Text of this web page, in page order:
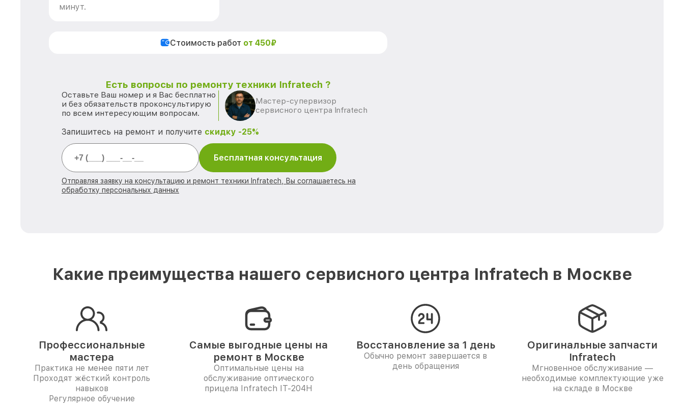
минут.
Стоимость работ от 450₽
Есть вопросы по ремонту техники Infratech ?
Оставьте Ваш номер и я Вас бесплатно
и без обязательств проконсультирую
по всем интересующим вопросам.
Мастер-супервизор
сервисного центра Infratech
Запишитесь на ремонт и получите скидку -25%
Бесплатная консультация
Отправляя заявку на консультацию и ремонт техники Infratech, Вы соглашаетесь на
обработку персональных данных
Какие преимущества нашего сервисного центра Infratech в Москве
Профессиональные
мастера
Практика не менее пяти лет
Проходят жёсткий контроль
навыков
Регулярное обучение
Самые выгодные цены на
ремонт в Москве
Оптимальные цены на
обслуживание оптического
прицела Infratech IT-204H
Восстановление за 1 день
Обычно ремонт завершается в
день обращения
Оригинальные запчасти
Infratech
Мгновенное обслуживание —
необходимые комплектующие уже
на складе в Москве